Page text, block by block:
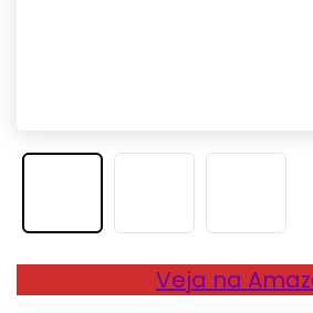
Veja na